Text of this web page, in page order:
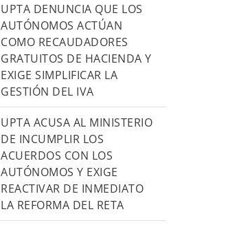
UPTA DENUNCIA QUE LOS
AUTÓNOMOS ACTÚAN
COMO RECAUDADORES
GRATUITOS DE HACIENDA Y
EXIGE SIMPLIFICAR LA
GESTIÓN DEL IVA
UPTA ACUSA AL MINISTERIO
DE INCUMPLIR LOS
ACUERDOS CON LOS
AUTÓNOMOS Y EXIGE
REACTIVAR DE INMEDIATO
LA REFORMA DEL RETA